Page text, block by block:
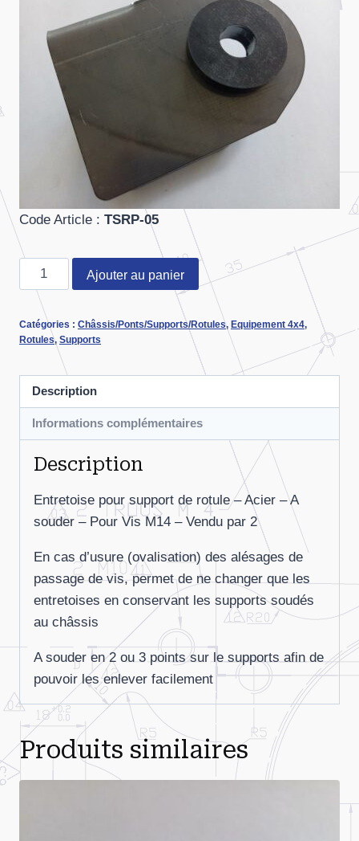
Code Article : TSRP-05
quantité
de
ENTRETOISE
SUPPORT
ROTULE
(la
paire)
Ajouter au panier
Catégories : Châssis/Ponts/Supports/Rotules, Equipement 4x4,
Rotules, Supports
Description
Informations complémentaires
Description
Entretoise pour support de rotule – Acier – A
souder – Pour Vis M14 – Vendu par 2
En cas d’usure (ovalisation) des alésages de
passage de vis, permet de ne changer que les
entretoises en conservant les supports soudés
au châssis
A souder en 2 ou 3 points sur le supports afin de
pouvoir les enlever facilement
Produits similaires